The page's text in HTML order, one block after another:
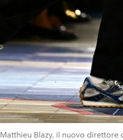
Matthieu Blazy, il nuovo direttore